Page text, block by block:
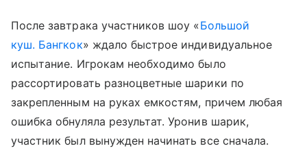
После завтрака участников шоу «Большой
куш. Бангкок» ждало быстрое индивидуальное
испытание. Игрокам необходимо было
рассортировать разноцветные шарики по
закрепленным на руках емкостям, причем любая
ошибка обнуляла результат. Уронив шарик,
участник был вынужден начинать все сначала.